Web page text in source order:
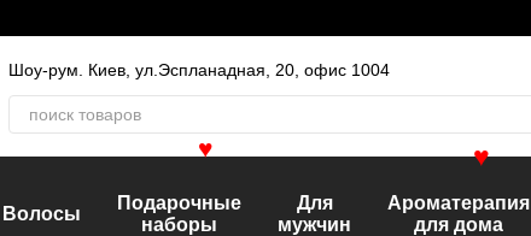
Шоу-рум. Киев, ул.Эспланадная, 20, офис 1004
Волосы
Подарочные
наборы
Для
мужчин
Ароматерапия
для дома